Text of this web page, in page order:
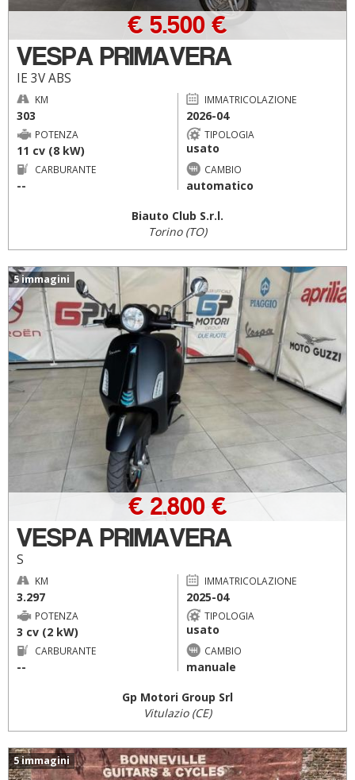
VESPA PRIMAVERA
IE 3V ABS
€ 5.500 €
KM
303
IMMATRICOLAZIONE
2026-04
POTENZA
11 cv (8 kW)
TIPOLOGIA
usato
CARBURANTE
--
CAMBIO
automatico
Biauto Club S.r.l.
Torino (TO)
5 immagini
VESPA PRIMAVERA
S
€ 2.800 €
KM
3.297
IMMATRICOLAZIONE
2025-04
POTENZA
3 cv (2 kW)
TIPOLOGIA
usato
CARBURANTE
--
CAMBIO
manuale
Gp Motori Group Srl
Vitulazio (CE)
5 immagini